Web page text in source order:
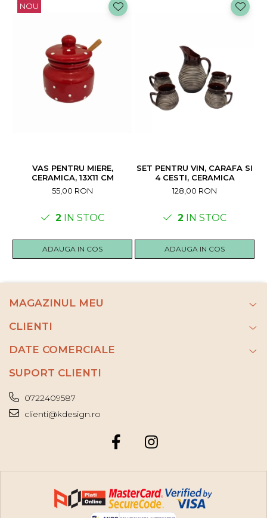
NOU
VAS PENTRU MIERE,
CERAMICA, 13X11 CM
55,00 RON
2 IN STOC
ADAUGA IN COS
SET PENTRU VIN, CARAFA SI
4 CESTI, CERAMICA
128,00 RON
2 IN STOC
ADAUGA IN COS
MAGAZINUL MEU
CLIENTI
DATE COMERCIALE
SUPORT CLIENTI
0722409587
clienti@kdesign.ro